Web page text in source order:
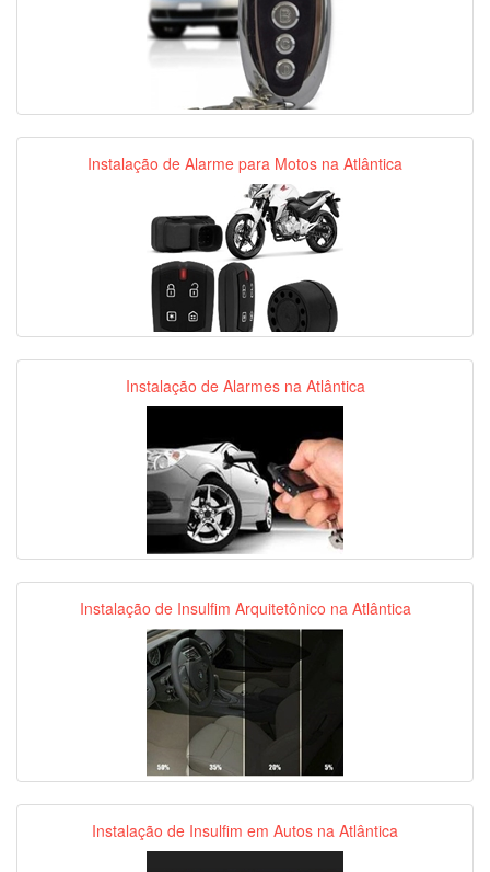
Instalação de Alarme para Motos na Atlântica
Instalação de Alarmes na Atlântica
Instalação de Insulfim Arquitetônico na Atlântica
Instalação de Insulfim em Autos na Atlântica